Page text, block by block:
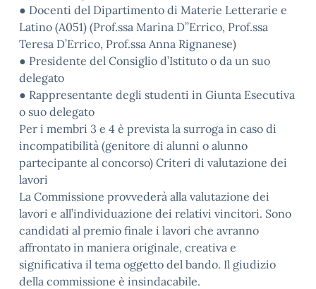
● Docenti del Dipartimento di Materie Letterarie e
Latino (A051) (Prof.ssa Marina D’’Errico, Prof.ssa
Teresa D’Errico, Prof.ssa Anna Rignanese)
● Presidente del Consiglio d’Istituto o da un suo
delegato
● Rappresentante degli studenti in Giunta Esecutiva
o suo delegato
Per i membri 3 e 4 è prevista la surroga in caso di
incompatibilità (genitore di alunni o alunno
partecipante al concorso) Criteri di valutazione dei
lavori
La Commissione provvederà alla valutazione dei
lavori e all’individuazione dei relativi vincitori. Sono
candidati al premio finale i lavori che avranno
affrontato in maniera originale, creativa e
significativa il tema oggetto del bando. Il giudizio
della commissione è insindacabile.